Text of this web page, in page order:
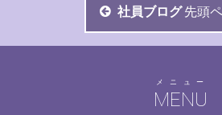
社員ブログ 先頭
MENU
メニュー